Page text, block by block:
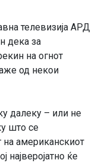
телевизија АРД
дека за
на огнот
од некои
далеку – или не
што се
на американскиот
најверојатно ќе